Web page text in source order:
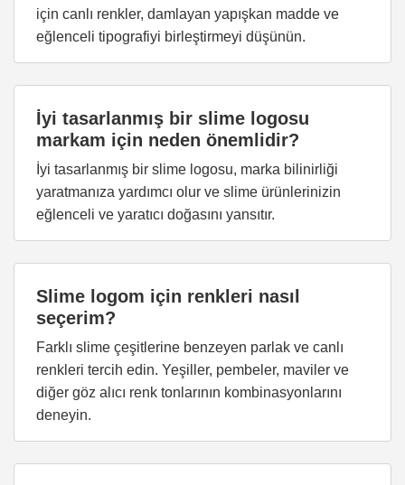
için canlı renkler, damlayan yapışkan madde ve
eğlenceli tipografiyi birleştirmeyi düşünün.
İyi tasarlanmış bir slime logosu
markam için neden önemlidir?
İyi tasarlanmış bir slime logosu, marka bilinirliği
yaratmanıza yardımcı olur ve slime ürünlerinizin
eğlenceli ve yaratıcı doğasını yansıtır.
Slime logom için renkleri nasıl
seçerim?
Farklı slime çeşitlerine benzeyen parlak ve canlı
renkleri tercih edin. Yeşiller, pembeler, maviler ve
diğer göz alıcı renk tonlarının kombinasyonlarını
deneyin.